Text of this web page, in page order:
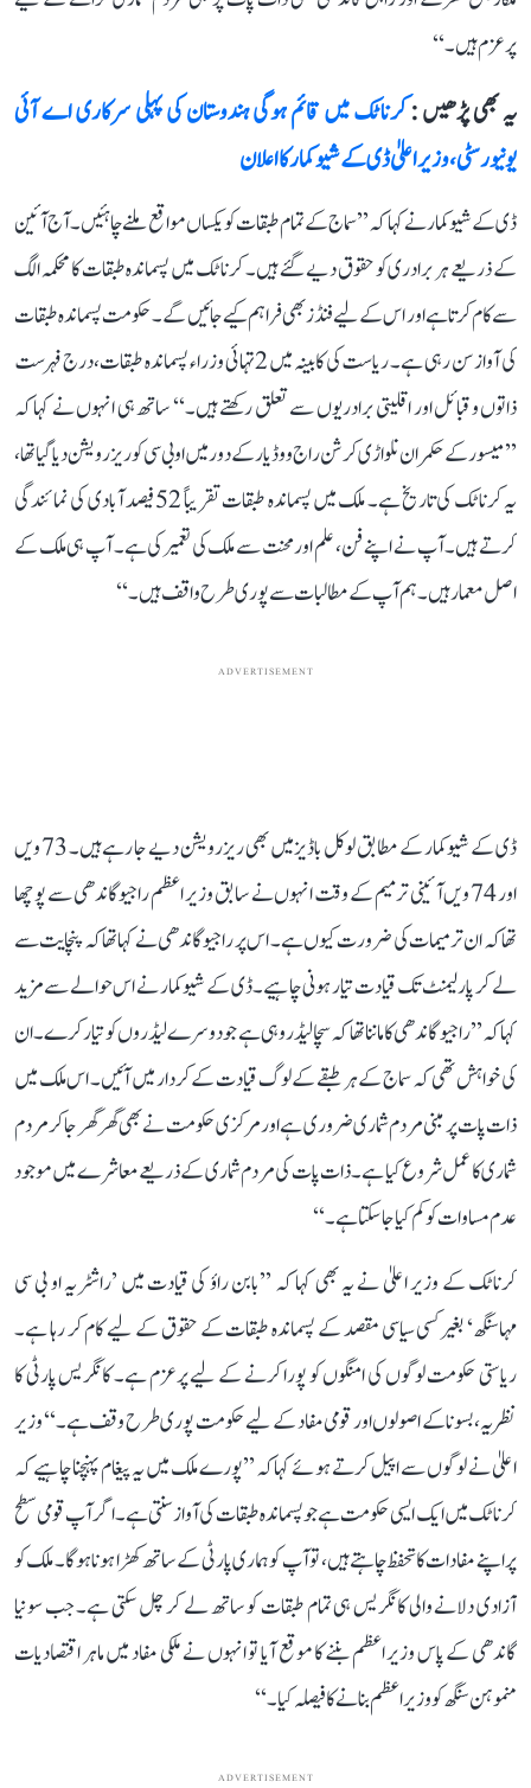
پرعزم ہیں۔‘‘
یہ بھی پڑھیں :کرناٹک میں قائم ہوگی ہندوستان کی پہلی سرکاری اے آئی
یونیورسٹی، وزیر اعلیٰ ڈی کے شیوکمار کا اعلان
ڈی کے شیوکمار نے کہا کہ ’’سماج کے تمام طبقات کو یکساں مواقع ملنے چاہئیں۔ آج آئین
کے ذریعے ہر برادری کو حقوق دیے گئے ہیں۔ کرناٹک میں پسماندہ طبقات کا محکمہ الگ
سے کام کرتا ہے اور اس کے لیے فنڈز بھی فراہم کیے جائیں گے۔ حکومت پسماندہ طبقات
کی آواز سن رہی ہے۔ ریاست کی کابینہ میں 2 تہائی وزراء پسماندہ طبقات، درج فہرست
ذاتوں و قبائل اور اقلیتی برادریوں سے تعلق رکھتے ہیں۔‘‘ ساتھ ہی انہوں نے کہا کہ
’’میسور کے حکمران نلواڑی کرشن راج ووڈیار کے دور میں او بی سی کو ریزرویشن دیا گیا تھا،
یہ کرناٹک کی تاریخ ہے۔ ملک میں پسماندہ طبقات تقریباً 52 فیصد آبادی کی نمائندگی
کرتے ہیں۔ آپ نے اپنے فن، علم اور محنت سے ملک کی تعمیر کی ہے۔ آپ ہی ملک کے
اصل معمار ہیں۔ ہم آپ کے مطالبات سے پوری طرح واقف ہیں۔‘‘
ADVERTISEMENT
ڈی کے شیو کمار کے مطابق لوکل باڈیز میں بھی ریزرویشن دیے جا رہے ہیں۔ 73 ویں
اور 74 ویں آئینی ترمیم کے وقت انہوں نے سابق وزیر اعظم راجیو گاندھی سے پوچھا
تھا کہ ان ترمیمات کی ضرورت کیوں ہے۔ اس پر راجیو گاندھی نے کہا تھا کہ پنچایت سے
لے کر پارلیمنٹ تک قیادت تیار ہونی چاہیے۔ ڈی کے شیوکمار نے اس حوالے سے مزید
کہا کہ ’’راجیو گاندھی کا ماننا تھا کہ سچا لیڈر وہی ہے جو دوسرے لیڈروں کو تیار کرے۔ ان
کی خواہش تھی کہ سماج کے ہر طبقے کے لوگ قیادت کے کردار میں آئیں۔ اس ملک میں
ذات پات پر مبنی مردم شماری ضروری ہے اور مرکزی حکومت نے بھی گھر گھر جا کر مردم
شماری کا عمل شروع کیا ہے۔ ذات پات کی مردم شماری کے ذریعے معاشرے میں موجود
عدم مساوات کو کم کیا جا سکتا ہے۔‘‘
کرناٹک کے وزیر اعلیٰ نے یہ بھی کہا کہ ’’بابن راؤ کی قیادت میں ’راشٹریہ او بی سی
مہاسنگھ‘ بغیر کسی سیاسی مقصد کے پسماندہ طبقات کے حقوق کے لیے کام کر رہا ہے۔
ریاستی حکومت لوگوں کی امنگوں کو پورا کرنے کے لیے پرعزم ہے۔ کانگریس پارٹی کا
نظریہ، بسونا کے اصولوں اور قومی مفاد کے لیے حکومت پوری طرح وقف ہے۔‘‘ وزیر
اعلیٰ نے لوگوں سے اپیل کرتے ہوئے کہا کہ ’’پورے ملک میں یہ پیغام پہنچنا چاہیے کہ
کرناٹک میں ایک ایسی حکومت ہے جو پسماندہ طبقات کی آواز سنتی ہے۔ اگر آپ قومی سطح
پر اپنے مفادات کا تحفظ چاہتے ہیں، تو آپ کو ہماری پارٹی کے ساتھ کھڑا ہونا ہوگا۔ ملک کو
آزادی دلانے والی کانگریس ہی تمام طبقات کو ساتھ لے کر چل سکتی ہے۔ جب سونیا
گاندھی کے پاس وزیر اعظم بننے کا موقع آیا تو انہوں نے ملکی مفاد میں ماہر اقتصادیات
منموہن سنگھ کو وزیر اعظم بنانے کا فیصلہ کیا۔‘‘
ADVERTISEMENT